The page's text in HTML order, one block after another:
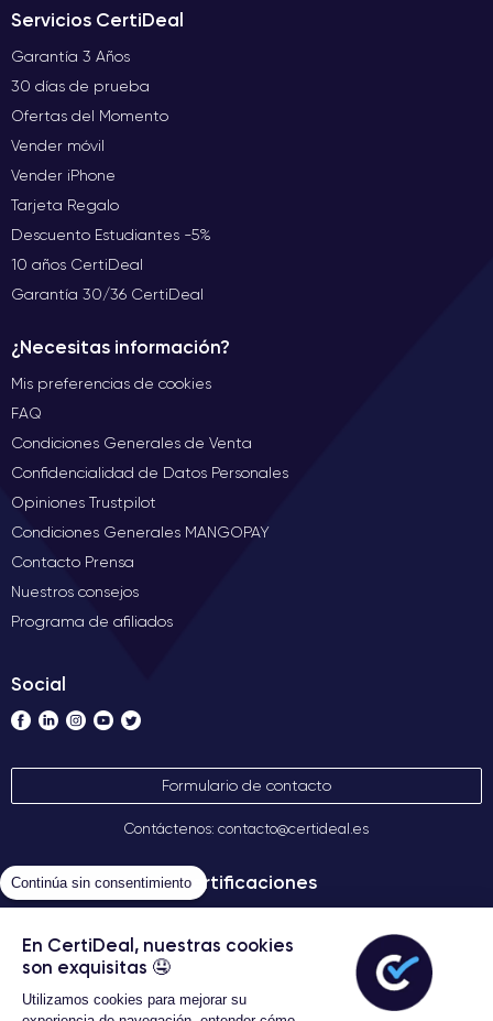
Continúa sin consentimiento
En CertiDeal, nuestras cookies
son exquisitas 🤤
Utilizamos cookies para mejorar su
Servicios CertiDeal
Garantía 3 Años
30 días de prueba
Ofertas del Momento
Vender móvil
Vender iPhone
Tarjeta Regalo
Descuento Estudiantes -5%
10 años CertiDeal
Garantía 30/36 CertiDeal
¿Necesitas información?
Mis preferencias de cookies
FAQ
Condiciones Generales de Venta
Confidencialidad de Datos Personales
Opiniones Trustpilot
Condiciones Generales MANGOPAY
Contacto Prensa
Nuestros consejos
Programa de afiliados
Social
Formulario de contacto
Contáctenos: contacto@certideal.es
Certificaciones